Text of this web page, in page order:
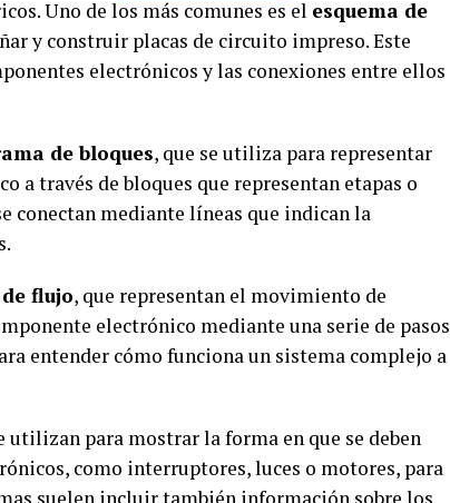
Uno de los más comunes es el esquema de
y construir placas de circuito impreso. Este
electrónicos y las conexiones entre ellos
de bloques, que se utiliza para representar
a través de bloques que representan etapas o
conectan mediante líneas que indican la
flujo, que representan el movimiento de
electrónico mediante una serie de pasos
entender cómo funciona un sistema complejo a
utilizan para mostrar la forma en que se deben
como interruptores, luces o motores, para